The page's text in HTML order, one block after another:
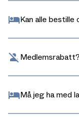
Kan alle
Medlemsrabatt?
Må jeg ha med